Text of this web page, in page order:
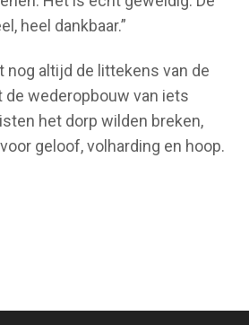
heel dankbaar.”
nog altijd de littekens van de
de wederopbouw van iets
het dorp wilden breken,
geloof, volharding en hoop.